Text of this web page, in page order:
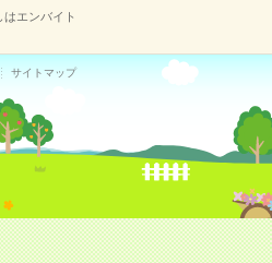
エンバイト
サイトマップ